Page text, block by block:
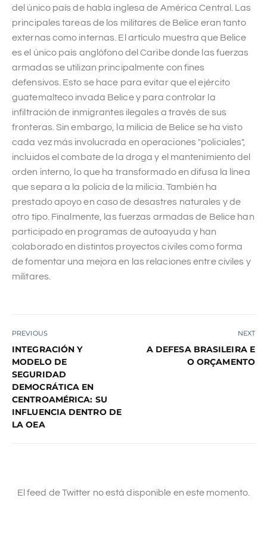
del único país de habla inglesa de América Central. Las
principales tareas de los militares de Belice eran tanto
externas como internas. El artículo muestra que Belice
es el único país anglófono del Caribe donde las fuerzas
armadas se utilizan principalmente con fines
defensivos. Esto se hace para evitar que el ejército
guatemalteco invada Belice y para controlar la
infiltración de inmigrantes ilegales a través de sus
fronteras. Sin embargo, la milicia de Belice se ha visto
cada vez más involucrada en operaciones "policiales",
incluidos el combate de la droga y el mantenimiento del
orden interno, lo que ha transformado en difusa la línea
que separa a la policía de la milicia. También ha
prestado apoyo en caso de desastres naturales y de
otro tipo. Finalmente, las fuerzas armadas de Belice han
participado en programas de autoayuda y han
colaborado en distintos proyectos civiles como forma
de fomentar una mejora en las relaciones entre civiles y
militares.
PREVIOUS
INTEGRACIÓN Y
MODELO DE
SEGURIDAD
DEMOCRÁTICA EN
CENTROAMÉRICA: SU
INFLUENCIA DENTRO DE
LA OEA
NEXT
A DEFESA BRASILEIRA E
O ORÇAMENTO
El feed de Twitter no está disponible en este momento.